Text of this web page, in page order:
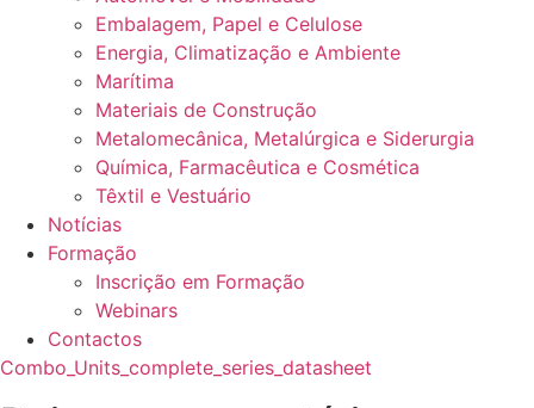
Embalagem, Papel e Celulose
Energia, Climatização e Ambiente
Marítima
Materiais de Construção
Metalomecânica, Metalúrgica e Siderurgia
Química, Farmacêutica e Cosmética
Têxtil e Vestuário
Notícias
Formação
Inscrição em Formação
Webinars
Contactos
Combo_Units_complete_series_datasheet